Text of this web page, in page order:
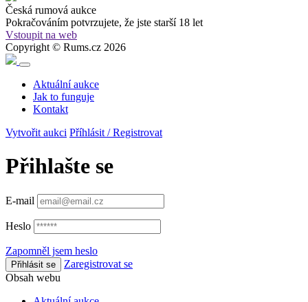
Česká rumová aukce
Pokračováním potvrzujete, že jste starší 18 let
Vstoupit na web
Copyright © Rums.cz 2026
Aktuální aukce
Jak to funguje
Kontakt
Vytvořit aukci Příhlásit / Registrovat
Přihlašte se
E-mail
Heslo
Zapomněl jsem heslo
Přihlásit se
Zaregistrovat se
Obsah webu